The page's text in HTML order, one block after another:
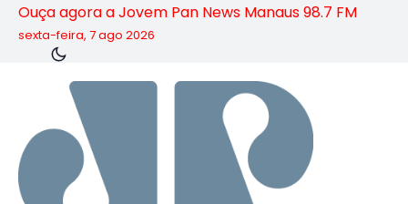
Ouça agora a Jovem Pan News Manaus 98.7 FM
sexta-feira, 7 ago 2026